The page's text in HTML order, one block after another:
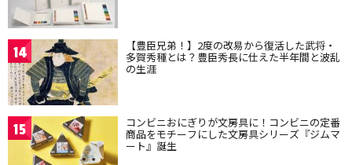
14 【豊臣兄弟！】2度の改易から復活した武将・
多賀秀種とは？豊臣秀長に仕えた半年間と波乱
の生涯
15 コンビニおにぎりが文房具に！コンビニの定番
商品をモチーフにした文房具シリーズ『ジムマ
ート』誕生